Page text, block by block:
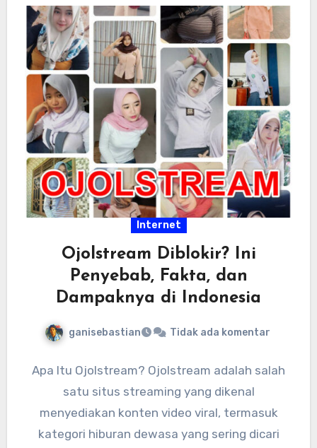
Internet
Ojolstream Diblokir? Ini
Penyebab, Fakta, dan
Dampaknya di Indonesia
ganisebastian Tidak ada komentar
Apa Itu Ojolstream? Ojolstream adalah salah
satu situs streaming yang dikenal
menyediakan konten video viral, termasuk
kategori hiburan dewasa yang sering dicari